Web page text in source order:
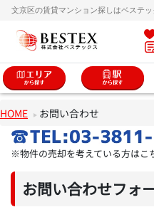
文京区の賃貸マンション探しはベステ
HOME お問い合わせ
※物件の売却を考えている方はこ
お問い合わせフォ